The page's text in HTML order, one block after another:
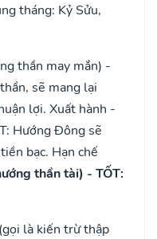
tháng: Kỷ Sửu,
thần may mắn) -
sẽ mang lại
lợi. Xuất hành -
Hướng Đông sẽ
bạc. Hạn chế
thần tài) - TỐT:
là kiến trừ thập